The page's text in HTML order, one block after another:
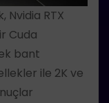
RTX
Cuda
bant
ile 2K ve